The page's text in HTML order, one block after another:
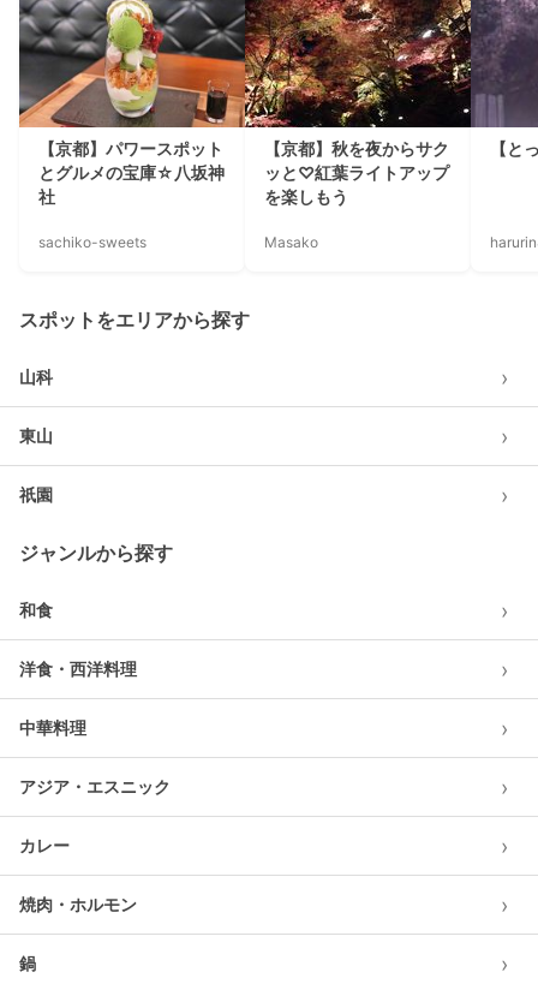
【京都】パワースポット
とグルメの宝庫☆八坂神
社
sachiko-sweets
【京都】秋を夜からサク
ッと♡紅葉ライトアップ
を楽しもう
Masako
【と
スポットをエリアから探す
山科 ›
東山 ›
祇園 ›
ジャンルから探す
和食 ›
洋食・西洋料理 ›
中華料理 ›
アジア・エスニック ›
カレー ›
焼肉・ホルモン ›
鍋 ›